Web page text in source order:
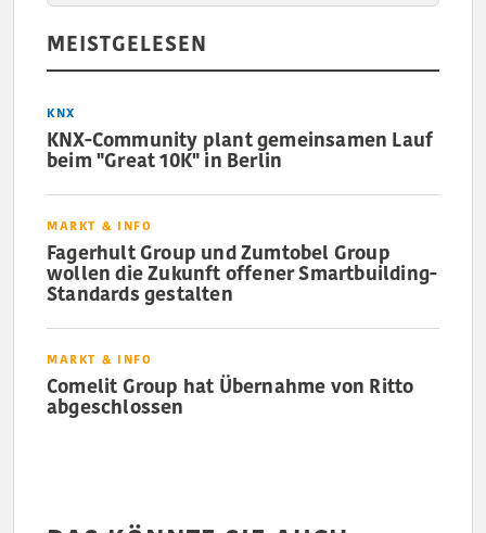
MEISTGELESEN
KNX
KNX-Community plant gemeinsamen Lauf
beim "Great 10K" in Berlin
MARKT & INFO
Fagerhult Group und Zumtobel Group
wollen die Zukunft offener Smartbuilding-
Standards gestalten
MARKT & INFO
Comelit Group hat Übernahme von Ritto
abgeschlossen